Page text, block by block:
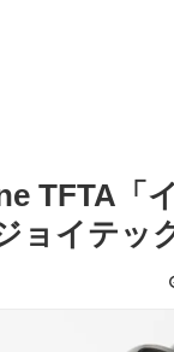
TFTA「
ョイテッ